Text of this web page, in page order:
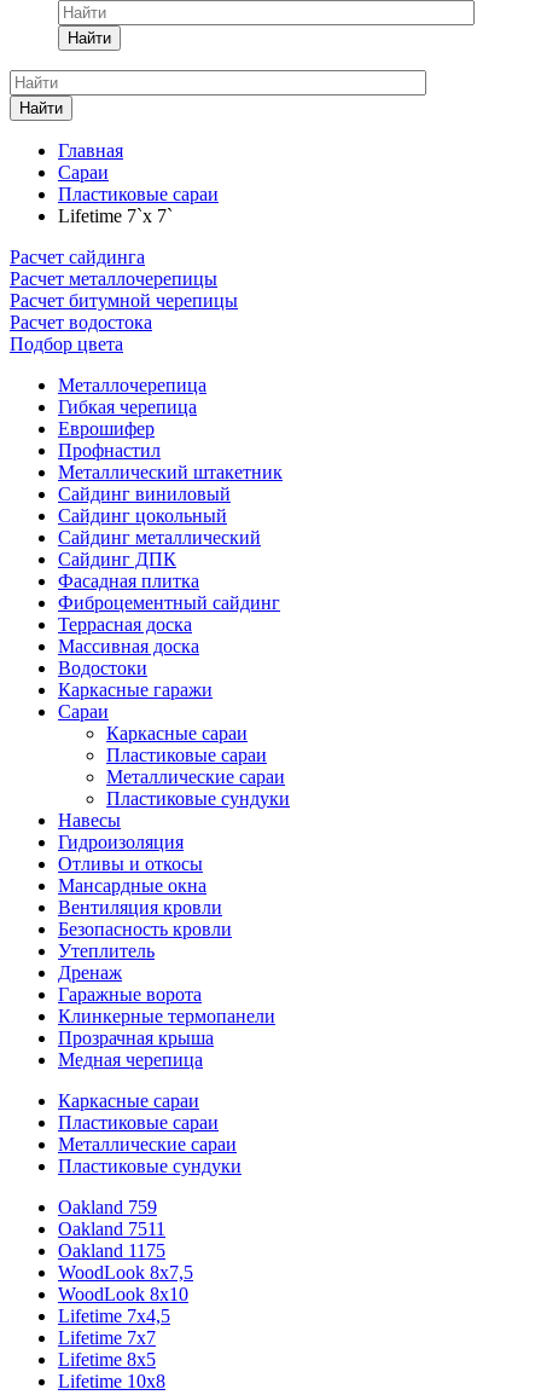
Найти
Найти
Главная
Сараи
Пластиковые сараи
Lifetime 7`x 7`
Расчет сайдинга
Расчет металлочерепицы
Расчет битумной черепицы
Расчет водостока
Подбор цвета
Металлочерепица
Гибкая черепица
Еврошифер
Профнастил
Металлический штакетник
Сайдинг виниловый
Сайдинг цокольный
Сайдинг металлический
Сайдинг ДПК
Фасадная плитка
Фиброцементный сайдинг
Террасная доска
Массивная доска
Водостоки
Каркасные гаражи
Сараи
Каркасные сараи
Пластиковые сараи
Металлические сараи
Пластиковые сундуки
Навесы
Гидроизоляция
Отливы и откосы
Мансардные окна
Вентиляция кровли
Безопасность кровли
Утеплитель
Дренаж
Гаражные ворота
Клинкерные термопанели
Прозрачная крыша
Медная черепица
Каркасные сараи
Пластиковые сараи
Металлические сараи
Пластиковые сундуки
Oakland 759
Oakland 7511
Oakland 1175
WoodLook 8x7,5
WoodLook 8x10
Lifetime 7x4,5
Lifetime 7x7
Lifetime 8x5
Lifetime 10x8